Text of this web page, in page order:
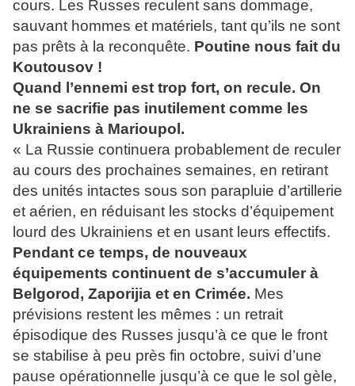
cours. Les Russes reculent sans dommage,
sauvant hommes et matériels, tant qu’ils ne sont
pas prêts à la reconquête. Poutine nous fait du
Koutousov !
Quand l’ennemi est trop fort, on recule. On
ne se sacrifie pas inutilement comme les
Ukrainiens à Marioupol.
« La Russie continuera probablement de reculer
au cours des prochaines semaines, en retirant
des unités intactes sous son parapluie d’artillerie
et aérien, en réduisant les stocks d’équipement
lourd des Ukrainiens et en usant leurs effectifs.
Pendant ce temps, de nouveaux
équipements continuent de s’accumuler à
Belgorod, Zaporijia et en Crimée. Mes
prévisions restent les mêmes : un retrait
épisodique des Russes jusqu’à ce que le front
se stabilise à peu près fin octobre, suivi d’une
pause opérationnelle jusqu’à ce que le sol gèle,